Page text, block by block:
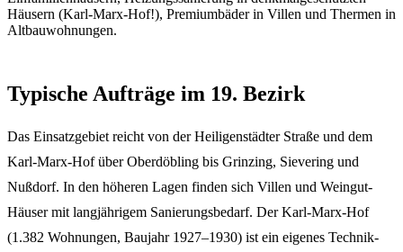
Häusern (Karl-Marx-Hof!), Premiumbäder in Villen und Thermen in
Altbauwohnungen.
Typische Aufträge im 19. Bezirk
Das Einsatzgebiet reicht von der Heiligenstädter Straße und dem
Karl-Marx-Hof über Oberdöbling bis Grinzing, Sievering und
Nußdorf. In den höheren Lagen finden sich Villen und Weingut-
Häuser mit langjährigem Sanierungsbedarf. Der Karl-Marx-Hof
(1.382 Wohnungen, Baujahr 1927–1930) ist ein eigenes Technik-